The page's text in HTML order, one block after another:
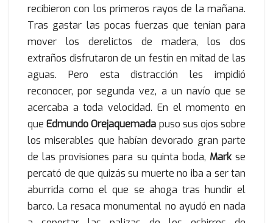
recibieron con los primeros rayos de la mañana.
Tras gastar las pocas fuerzas que tenían para
mover los derelictos de madera, los dos
extraños disfrutaron de un festín en mitad de las
aguas. Pero esta distracción les impidió
reconocer, por segunda vez, a un navío que se
acercaba a toda velocidad. En el momento en
queEdmundo Orejaquemada puso sus ojos sobre
los miserables que habían devorado gran parte
de las provisiones para su quinta boda, Markse
percató de que quizás su muerte no iba a ser tan
aburrida como el que se ahoga tras hundir el
barco. La resaca monumental no ayudó en nada